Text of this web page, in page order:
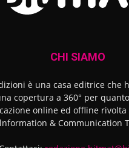
CHI SIAMO
è una casa editrice che
copertura a 360° per
online ed offline
& Communication